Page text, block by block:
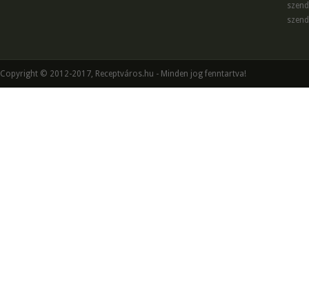
Copyright © 2012-2017, Receptváros.hu - Minden jog fenntartva!